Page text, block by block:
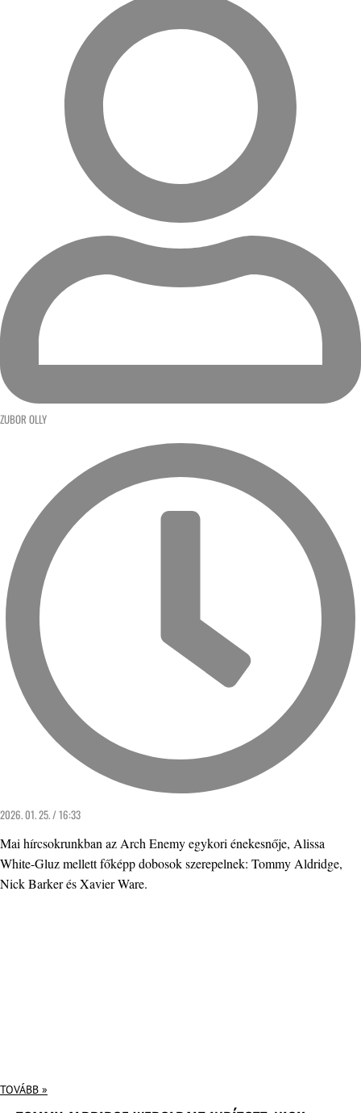
ZUBOR OLLY
2026. 01. 25. / 16:33
Mai hírcsokrunkban az Arch Enemy egykori énekesnője, Alissa
White-Gluz mellett főképp dobosok szerepelnek: Tommy Aldridge,
Nick Barker és Xavier Ware.
TOVÁBB »